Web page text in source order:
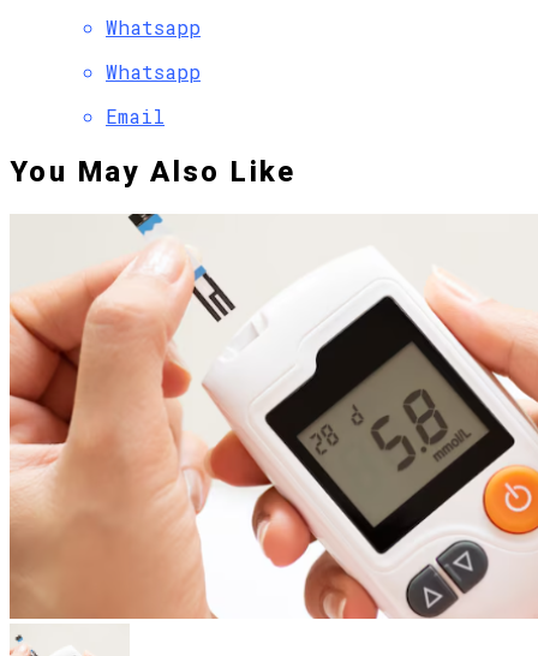
Whatsapp
Whatsapp
Email
You May Also Like